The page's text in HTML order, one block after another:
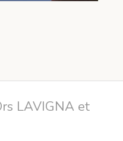
LAVIGNA et